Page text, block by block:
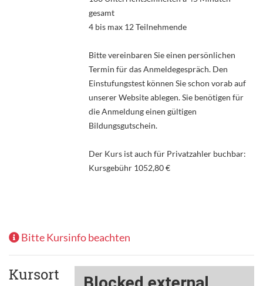
gesamt
4 bis max 12 Teilnehmende
Bitte vereinbaren Sie einen persönlichen
Termin für das Anmeldegespräch. Den
Einstufungstest können Sie schon vorab auf
unserer Website ablegen. Sie benötigen für
die Anmeldung einen gültigen
Bildungsgutschein.
Der Kurs ist auch für Privatzahler buchbar:
Kursgebühr 1052,80 €
Bitte Kursinfo beachten
Kursort